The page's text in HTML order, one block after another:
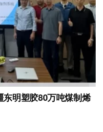
明塑胶80万吨煤制烯